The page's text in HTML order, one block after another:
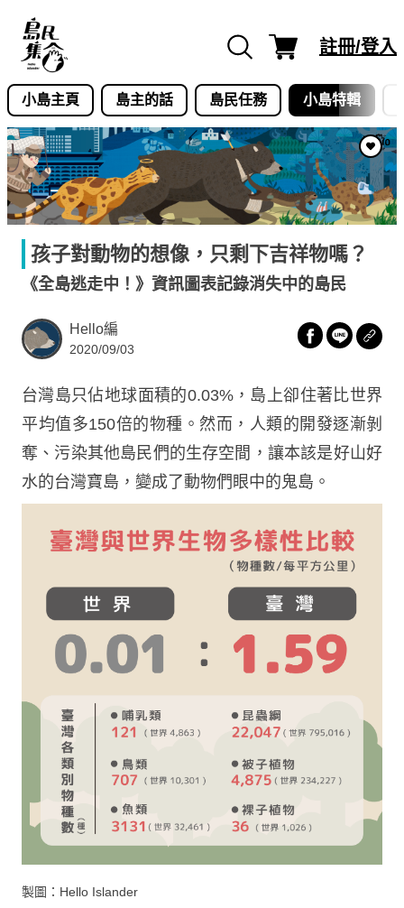
content
註冊/登入
小島主頁 島主的話 島民任務 小島特輯
孩子對動物的想像，只剩下吉祥物嗎？
《全島逃走中！》資訊圖表記錄消失中的島民
Hello編
2020/09/03
台灣島只佔地球面積的0.03%，島上卻住著比世界
平均值多150倍的物種。然而，人類的開發逐漸剝
奪、污染其他島民們的生存空間，讓本該是好山好
水的台灣寶島，變成了動物們眼中的鬼島。
製圖：Hello Islander